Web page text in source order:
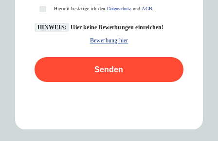
Hiermit bestätige ich den Datenschutz und AGB
HINWEIS:
Hier keine Bewerbungen einreichen!
Bewerbung hier
Senden